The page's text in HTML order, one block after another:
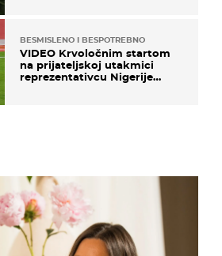
BESMISLENO I BESPOTREBNO
VIDEO Krvoločnim startom
na prijateljskoj utakmici
reprezentativcu Nigerije